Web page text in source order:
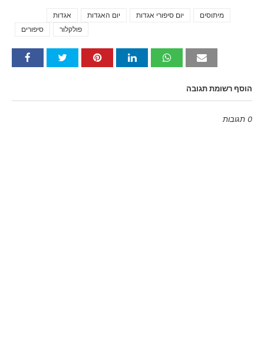
אגדות יום האגדות יום סיפורי אגדות
מיתוסים
סיפורים
פולקלור
הוסף רשומת תגובה
0 תגובות